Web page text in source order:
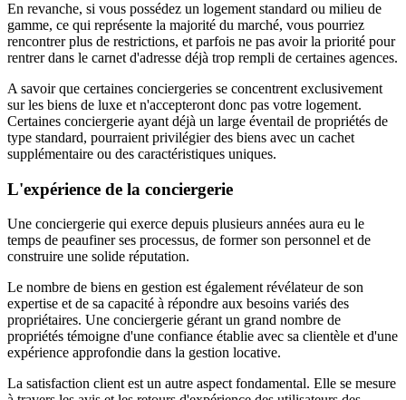
En revanche, si vous possédez un logement standard ou milieu de
gamme, ce qui représente la majorité du marché, vous pourriez
rencontrer plus de restrictions, et parfois ne pas avoir la priorité pour
rentrer dans le carnet d'adresse déjà trop rempli de certaines agences.
A savoir que certaines conciergeries se concentrent exclusivement
sur les biens de luxe et n'accepteront donc pas votre logement.
Certaines conciergerie ayant déjà un large éventail de propriétés de
type standard, pourraient privilégier des biens avec un cachet
supplémentaire ou des caractéristiques uniques.
L'expérience de la conciergerie
Une conciergerie qui exerce depuis plusieurs années aura eu le
temps de peaufiner ses processus, de former son personnel et de
construire une solide réputation.
Le nombre de biens en gestion est également révélateur de son
expertise et de sa capacité à répondre aux besoins variés des
propriétaires. Une conciergerie gérant un grand nombre de
propriétés témoigne d'une confiance établie avec sa clientèle et d'une
expérience approfondie dans la gestion locative.
La satisfaction client est un autre aspect fondamental. Elle se mesure